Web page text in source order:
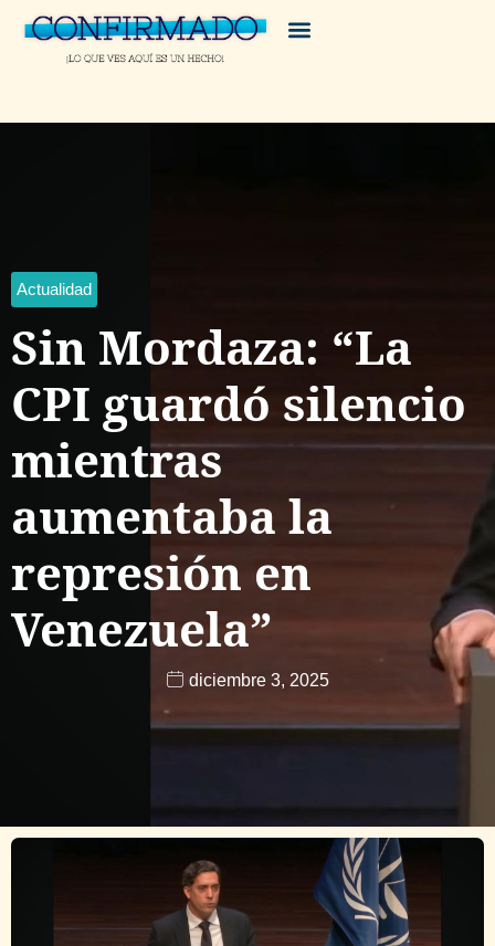
Actualidad
Sin Mordaza: “La
CPI guardó silencio
mientras
aumentaba la
represión en
Venezuela”
diciembre 3, 2025